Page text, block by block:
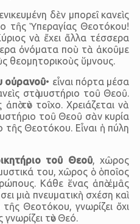
δὲν μπορεῖ κανεὶς
τῆς Ὑπεραγίας Θεοτόκου!
νὰ ἔχει ἄλλα τέσσερα
ὀνόματα ποὺ τὰ ἀκοῦμε
θεομητορικοὺς ὕμνους.
οὐρανοῦ• εἶναι πόρτα μέσα
στὸ μυστήριο τοῦ Θεοῦ.
τὸν τοῖχο. Χρειάζεται νὰ
τοῦ Θεοῦ σὰν κυρία
τῆς Θεοτόκου. Εἶναι ἡ πύλη
τοῦ Θεοῦ, χῶρος
του, χῶρος ὁ ὁποῖος
Κάθε ἕνας ἀπὸ ἐμᾶς
μιὰ πνευματικὴ σχέση καὶ
Θεοτόκου, γνωρίζει ὄχι
τὸν Θεό.